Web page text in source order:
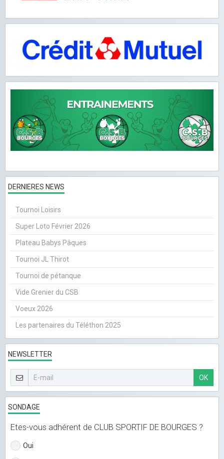
DERNIERES NEWS
Tournoi Loisirs
Super Loto Février 2026
Plateau Babys Pâques
Tournoi JL Thirot
Tournoi de pétanque
Vide Grenier du CSB
Voeux 2026
Les partenaires du Téléthon 2025
NEWSLETTER
OK
SONDAGE
Etes-vous adhérent de CLUB SPORTIF DE BOURGES ?
Oui